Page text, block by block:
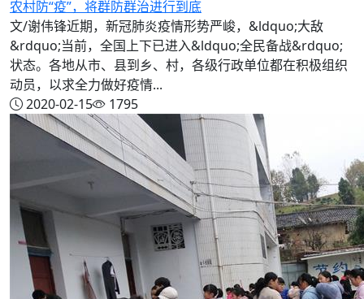
农村防“疫”，将群防群治进行到底
文/谢伟锋近期，新冠肺炎疫情形势严峻，&ldquo;大敌
&rdquo;当前，全国上下已进入&ldquo;全民备战&rdquo;
状态。各地从市、县到乡、村，各级行政单位都在积极组织
动员，以求全力做好疫情...
2020-02-15
1795